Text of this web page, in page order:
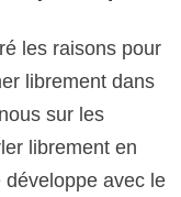
les raisons pour
librement dans
sur les
librement en
avec le